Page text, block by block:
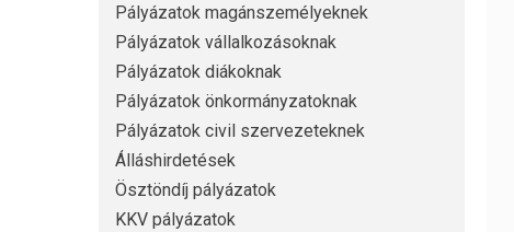
Pályázatok magánszemélyeknek
Pályázatok vállalkozásoknak
Pályázatok diákoknak
Pályázatok önkormányzatoknak
Pályázatok civil szervezeteknek
Álláshirdetések
Ösztöndíj pályázatok
KKV pályázatok